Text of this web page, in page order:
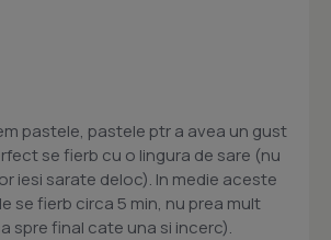
pastele, pastele ptr a avea un gust
se fierb cu o lingura de sare (nu
iesi sarate deloc). In medie aceste
se fierb circa 5 min, nu prea mult
spre final cate una si incerc).